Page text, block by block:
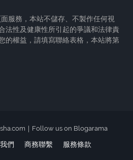
服務，本站不儲存、不製作任何視
法性及健康性所引起的爭議和法律責
的權益，請填寫聯絡表格，本站將第
｜ Follow us on Blogarama
們 商務聯繫 服務條款